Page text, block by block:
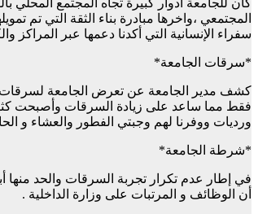
المجتمعي ،واخرها مبادرة بناء الثقة التي تم
سفراء الإنسانية التي أكدنا دعمها عبر
*سرقات الجامعة*
فقط مما ساعد على زيادة السرقات وأصبحت
ورديات ووفرنا لهم وجبتي الفطور والعشاء و
*شرطة الجامعة*
أن الوظائف و المرتبات على وزارة الداخلية .